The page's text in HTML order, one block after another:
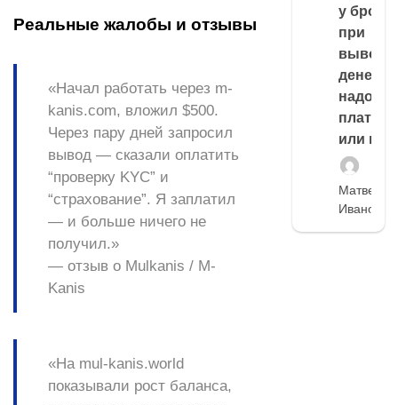
Реальные жалобы и отзывы
«Начал работать через m-
kanis.com, вложил $500.
Через пару дней запросил
вывод — сказали оплатить
“проверку KYC” и
“страхование”. Я заплатил
— и больше ничего не
получил.»
— отзыв о Mulkanis / M-
Kanis
«На mul-kanis.world
показывали рост баланса,
у
при
выводе
денег,
надо
платить
или
Матвей
Иванов